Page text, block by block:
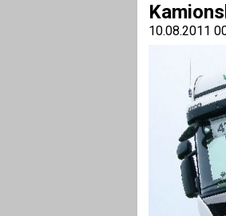
10.08.2011